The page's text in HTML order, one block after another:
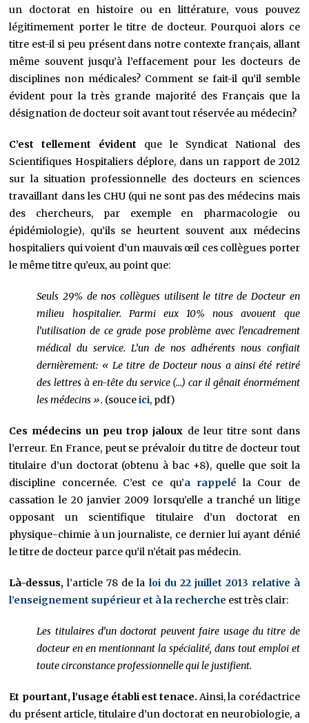
un doctorat en histoire ou en littérature, vous pouvez
légitimement porter le titre de docteur. Pourquoi alors ce
titre est-il si peu présent dans notre contexte français, allant
même souvent jusqu’à l’effacement pour les docteurs de
disciplines non médicales? Comment se fait-il qu’il semble
évident pour la très grande majorité des Français que la
désignation de docteur soit avant tout réservée au médecin?
C’est tellement évident que le Syndicat National des
Scientifiques Hospitaliers déplore, dans un rapport de 2012
sur la situation professionnelle des docteurs en sciences
travaillant dans les CHU (qui ne sont pas des médecins mais
des chercheurs, par exemple en pharmacologie ou
épidémiologie), qu’ils se heurtent souvent aux médecins
hospitaliers qui voient d’un mauvais œil ces collègues porter
le même titre qu’eux, au point que:
Seuls 29% de nos collègues utilisent le titre de Docteur en
milieu hospitalier. Parmi eux 10% nous avouent que
l’utilisation de ce grade pose problème avec l’encadrement
médical du service. L’un de nos adhérents nous confiait
dernièrement: « Le titre de Docteur nous a ainsi été retiré
des lettres à en-tête du service (…) car il gênait énormément
les médecins ». (souceici, pdf)
Ces médecins un peu trop jaloux de leur titre sont dans
l’erreur. En France, peut se prévaloir du titre de docteur tout
titulaire d’un doctorat (obtenu à bac +8), quelle que soit la
discipline concernée. C’est ce qu’a rappelé la Cour de
cassation le 20 janvier 2009 lorsqu’elle a tranché un litige
opposant un scientifique titulaire d’un doctorat en
physique-chimie à un journaliste, ce dernier lui ayant dénié
le titre de docteur parce qu’il n’était pas médecin.
Là-dessus, l’article 78 de la loi du 22 juillet 2013 relative à
l’enseignement supérieur et à la recherche est très clair:
Les titulaires d’un doctorat peuvent faire usage du titre de
docteur en en mentionnant la spécialité, dans tout emploi et
toute circonstance professionnelle qui le justifient.
Et pourtant, l’usage établi est tenace. Ainsi, la corédactrice
du présent article, titulaire d’un doctorat en neurobiologie, a